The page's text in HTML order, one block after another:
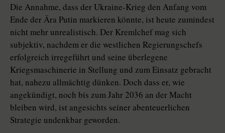
Die Annahme, dass der Ukraine-Krieg den Anfang vom
Ende der Ära Putin markieren könnte, ist heute zumindest
nicht mehr unrealistisch. Der Kremlchef mag sich
subjektiv, nachdem er die westlichen Regierungschefs
erfolgreich irregeführt und seine überlegene
Kriegsmaschinerie in Stellung und zum Einsatz gebracht
hat, nahezu allmächtig dünken. Doch dass er, wie
angekündigt, noch bis zum Jahr 2036 an der Macht
bleiben wird, ist angesichts seiner abenteuerlichen
Strategie undenkbar geworden.